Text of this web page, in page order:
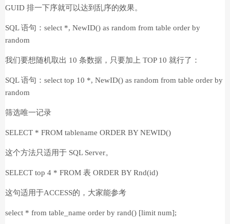
GUID 排一下序就可以达到乱序的效果。
SQL 语句：select *, NewID() as random from table order by
random
我们要想随机取出 10 条数据，只要加上 TOP 10 就行了：
SQL 语句：select top 10 *, NewID() as random from table order by
random
筛选唯一记录
SELECT * FROM tablename ORDER BY NEWID()
这个方法只适用于 SQL Server。
SELECT top 4 * FROM 表 ORDER BY Rnd(id)
这句适用于ACCESS的，大家能参考
select * from table_name order by rand() [limit num];